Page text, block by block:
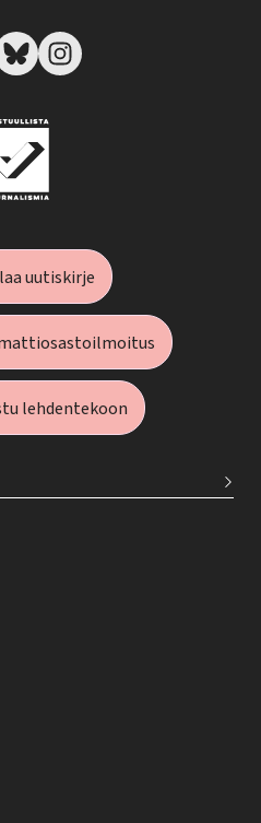
uutiskirje
lehdentekoon